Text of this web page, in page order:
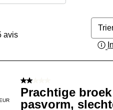
avis
2 sur 5 étoiles.
Prachtige
pasvorm,